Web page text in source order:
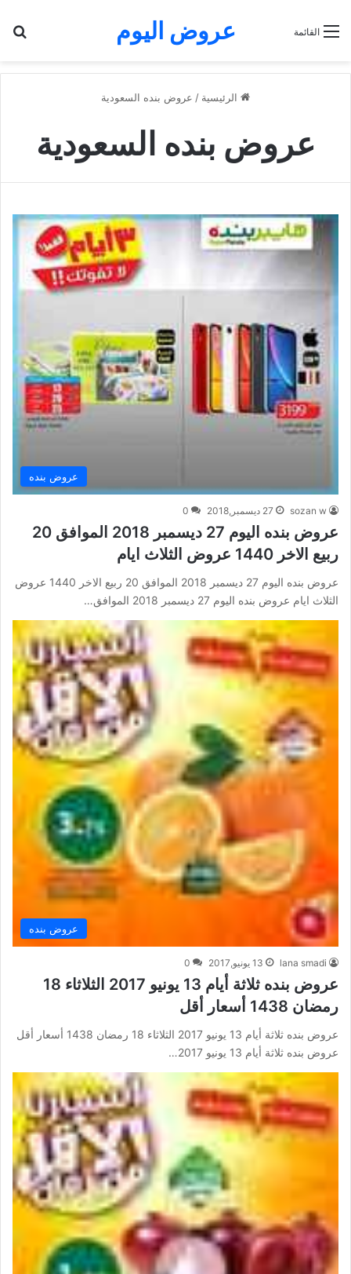
عروض اليوم القائمة
الرئيسية / عروض بنده السعودية
عروض بنده السعودية
عروض بنده
sozan w 27 ديسمبر,2018 0
عروض بنده اليوم 27 ديسمبر 2018 الموافق 20
ربيع الاخر 1440 عروض الثلاث ايام
عروض بنده اليوم 27 ديسمبر 2018 الموافق 20 ربيع الاخر 1440 عروض
الثلاث ايام عروض بنده اليوم 27 ديسمبر 2018 الموافق…
عروض بنده
lana smadi 13 يونيو,2017 0
عروض بنده ثلاثة أيام 13 يونيو 2017 الثلاثاء 18
رمضان 1438 أسعار أقل
عروض بنده ثلاثة أيام 13 يونيو 2017 الثلاثاء 18 رمضان 1438 أسعار أقل
عروض بنده ثلاثة أيام 13 يونيو 2017…